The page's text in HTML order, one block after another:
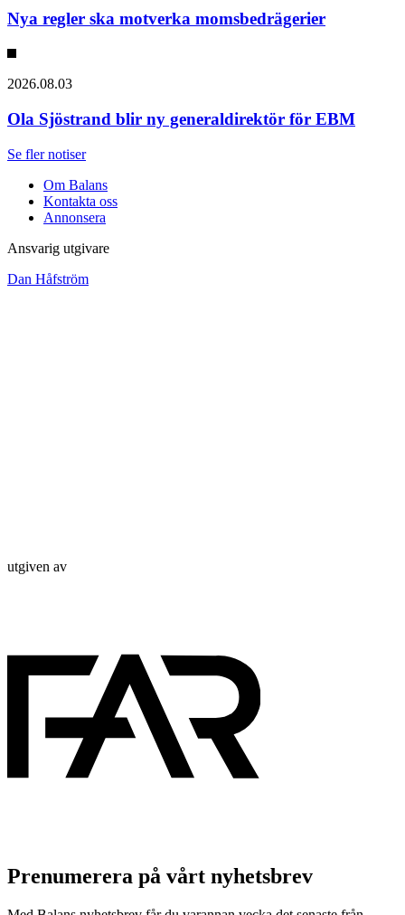
Nya regler ska motverka momsbedrägerier
2026.08.03
Ola Sjöstrand blir ny generaldirektör för EBM
Se fler notiser
Om Balans
Kontakta oss
Annonsera
Ansvarig utgivare
Dan Håfström
utgiven av
Prenumerera på vårt nyhetsbrev